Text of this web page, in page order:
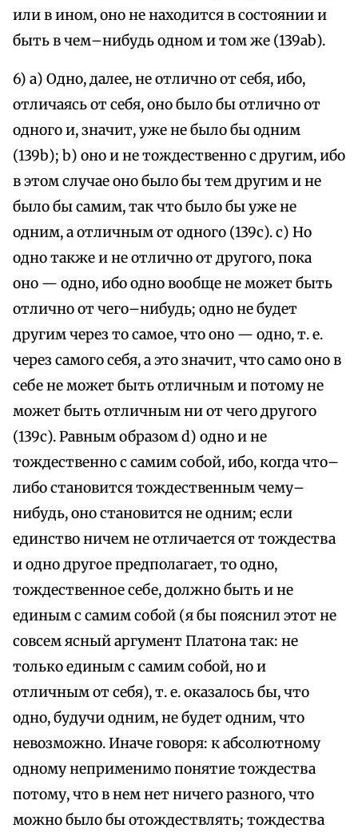
или в ином, оно не находится в состоянии и
быть в чем–нибудь одном и том же (139аb).
6) а) Одно, далее, не отлично от себя, ибо,
отличаясь от себя, оно было бы отлично от
одного и, значит, уже не было бы одним
(139b); b) оно и не тождественно с другим, ибо
в этом случае оно было бы тем другим и не
было бы самим, так что было бы уже не
одним, а отличным от одного (139с). с) Но
одно также и не отлично от другого, пока
оно — одно, ибо одно вообще не может быть
отлично от чего–нибудь; одно не будет
другим через то самое, что оно — одно, т. е.
через самого себя, а это значит, что само оно в
себе не может быть отличным и потому не
может быть отличным ни от чего другого
(139с). Равным образом d) одно и не
тождественно с самим собой, ибо, когда что–
либо становится тождественным чему–
нибудь, оно становится не одним; если
единство ничем не отличается от тождества
и одно другое предполагает, то одно,
тождественное себе, должно быть и не
единым с самим собой (я бы пояснил этот не
совсем ясный аргумент Платона так: не
только единым с самим собой, но и
отличным от себя), т. е. оказалось бы, что
одно, будучи одним, не будет одним, что
невозможно. Иначе говоря: к абсолютному
одному неприменимо понятие тождества
потому, что в нем нет ничего разного, что
можно было бы отождествлять; тождества